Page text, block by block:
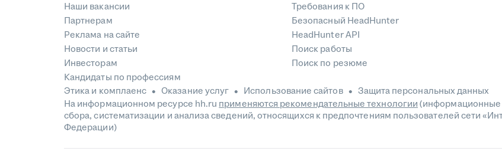
Наши вакансии
Партнерам
Реклама на сайте
Новости и статьи
Инвесторам
Кандидаты по профессиям
Требования к ПО
Безопасный HeadHunter
HeadHunter API
Поиск работы
Поиск по резюме
Этика и комплаенс Оказание услуг Использование сайтов
Защита персональных данных
На информационном ресурсе hh.ru применяются рекомендательные технологии(информационные
сбора, систематизации и анализа сведений, относящихся к предпочтениям пользователей сети
Федерации)